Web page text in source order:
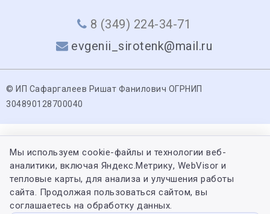
8 (349) 224-34-71
evgenii_sirotenk@mail.ru
© ИП Сафаргалеев Ришат Фанилович ОГРНИП
304890128700040
Мы используем cookie-файлы и технологии веб-
аналитики, включая Яндекс.Метрику, WebVisor и
тепловые карты, для анализа и улучшения работы
сайта. Продолжая пользоваться сайтом, вы
соглашаетесь на обработку данных.